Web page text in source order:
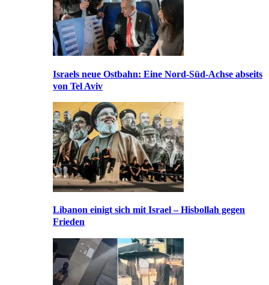
Israels neue Ostbahn: Eine Nord-Süd-Achse abseits
von Tel Aviv
Libanon einigt sich mit Israel – Hisbollah gegen
Frieden